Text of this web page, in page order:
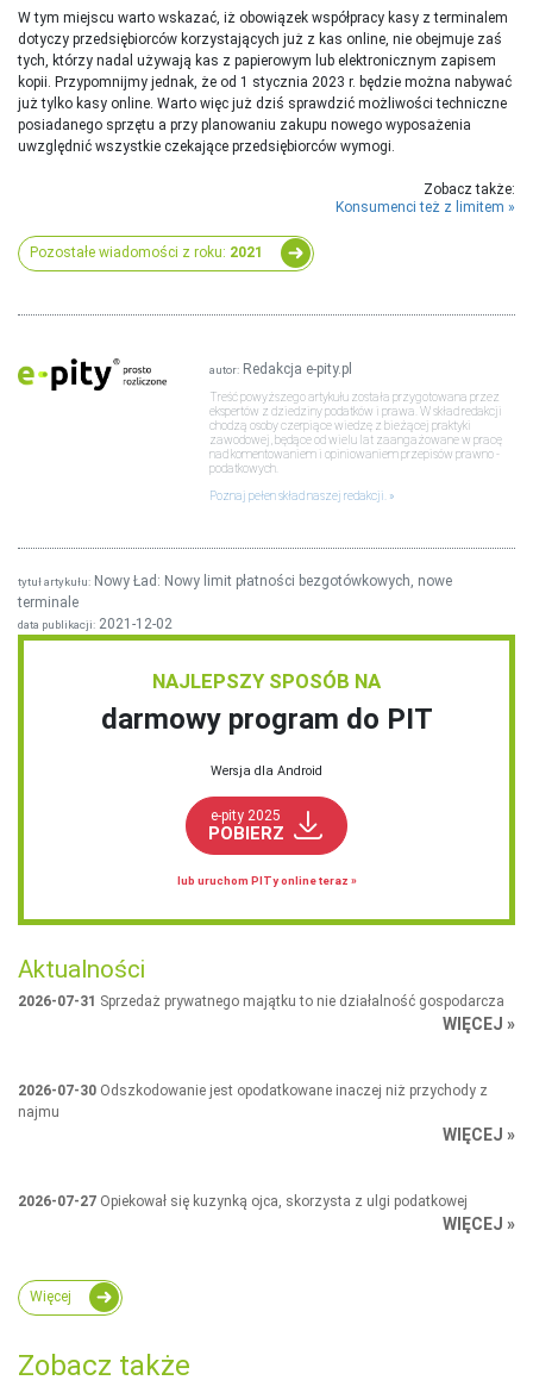
NAJLEPSZY SPOSÓB NA
darmowy program do PIT
Wersja dla Android
e-pity 2025
POBIERZ
lub uruchom PITy online teraz »
Aktualności
2026-07-31 Sprzedaż prywatnego majątku to nie działalność gospodarcza
WIĘCEJ »
2026-07-30 Odszkodowanie jest opodatkowane inaczej niż przychody z
najmu
WIĘCEJ »
2026-07-27 Opiekował się kuzynką ojca, skorzysta z ulgi podatkowej
WIĘCEJ »
Więcej
Zobacz także
W tym miejscu warto wskazać, iż obowiązek współpracy kasy z terminalem
dotyczy przedsiębiorców korzystających już z kas online, nie obejmuje zaś
tych, którzy nadal używają kas z papierowym lub elektronicznym zapisem
kopii. Przypomnijmy jednak, że od 1 stycznia 2023 r. będzie można nabywać
już tylko kasy online. Warto więc już dziś sprawdzić możliwości techniczne
posiadanego sprzętu a przy planowaniu zakupu nowego wyposażenia
uwzględnić wszystkie czekające przedsiębiorców wymogi.
Zobacz także:
Konsumenci też z limitem
Pozostałe wiadomości z roku: 2021
autor: Redakcja e-pity.pl
Treść powyższego artykułu została przygotowana przez
ekspertów z dziedziny podatków i prawa. W skład redakcji
chodzą osoby czerpiące wiedzę z bieżącej praktyki
zawodowej, będące od wielu lat zaangażowane w pracę
nad komentowaniem i opiniowaniem przepisów prawno -
podatkowych.
Poznaj pełen skład naszej redakcji.
tytuł artykułu: Nowy Ład: Nowy limit płatności bezgotówkowych, nowe
terminale
data publikacji: 2021-12-02